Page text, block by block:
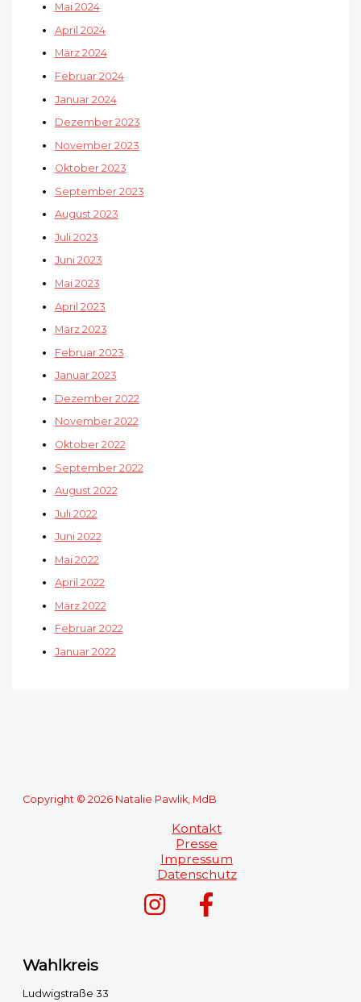
Mai 2024
April 2024
März 2024
Februar 2024
Januar 2024
Dezember 2023
November 2023
Oktober 2023
September 2023
August 2023
Juli 2023
Juni 2023
Mai 2023
April 2023
März 2023
Februar 2023
Januar 2023
Dezember 2022
November 2022
Oktober 2022
September 2022
August 2022
Juli 2022
Juni 2022
Mai 2022
April 2022
März 2022
Februar 2022
Januar 2022
Copyright © 2026 Natalie Pawlik, MdB
Kontakt
Presse
Impressum
Datenschutz
Wahlkreis
Ludwigstraße 33